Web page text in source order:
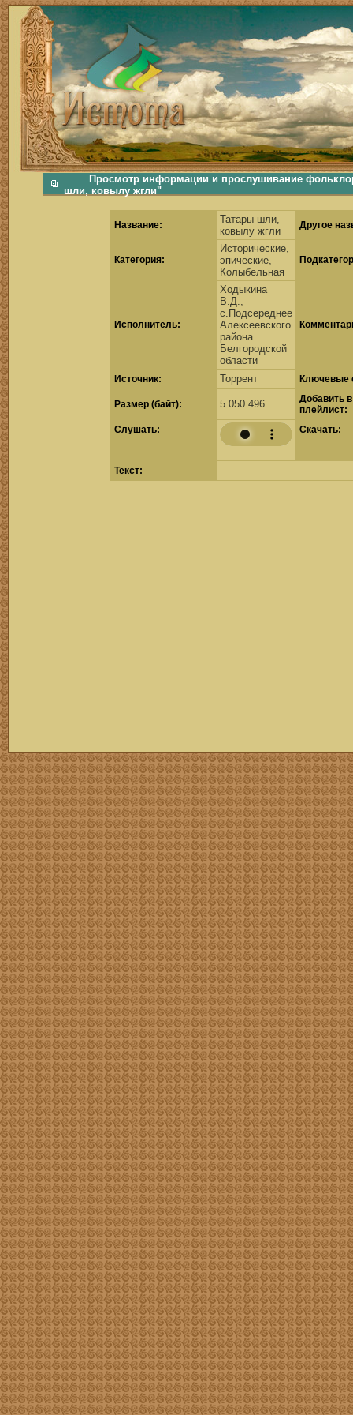
фольклорная музыка, фольклор хороводы бабушки русские народные песни послушать скачать каталог фольклора Скачать Поиск музыки, поиск фольклора, искать песни, как пели
Просмотр информации и прослушивание
шли, ковылу жгли"
Название:
Татары шли,
ковылу жгли
Другое
Категория:
Исторические,
эпические,
Колыбельная
Исполнитель:
Ходыкина
В.Д.,
с.Подсереднее
Алексеевского
района
Белгородской
области
Источник: Торрент Ключевые
Размер (байт): 5 050 496
Добавить в
плейлист:
Cлушать:
Скачать:
Текст:
скачать mp3 бесплатно мп3,Россия,патриот,сохранение традиций,великая страна,история,тексты песен, описание песен, удобный каталог mp3 фольклора